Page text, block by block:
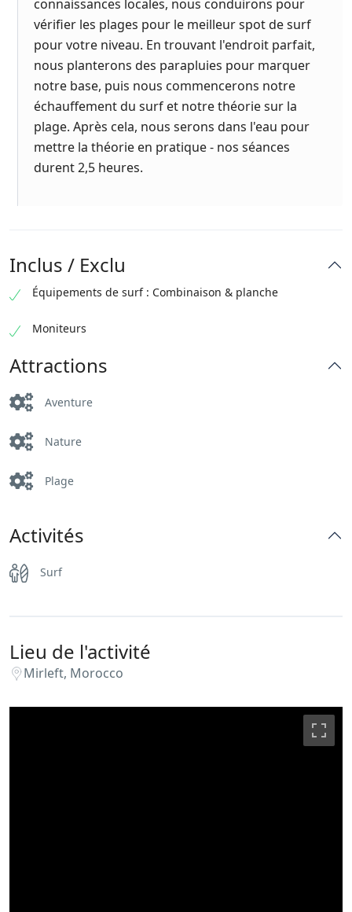
connaissances locales, nous conduirons pour
vérifier les plages pour le meilleur spot de surf
pour votre niveau. En trouvant l'endroit parfait,
nous planterons des parapluies pour marquer
notre base, puis nous commencerons notre
échauffement du surf et notre théorie sur la
plage. Après cela, nous serons dans l'eau pour
mettre la théorie en pratique - nos séances
durent 2,5 heures.
Inclus / Exclu
Équipements de surf : Combinaison & planche
Moniteurs
Attractions
Aventure
Nature
Plage
Activités
Surf
Lieu de l'activité
Mirleft, Morocco